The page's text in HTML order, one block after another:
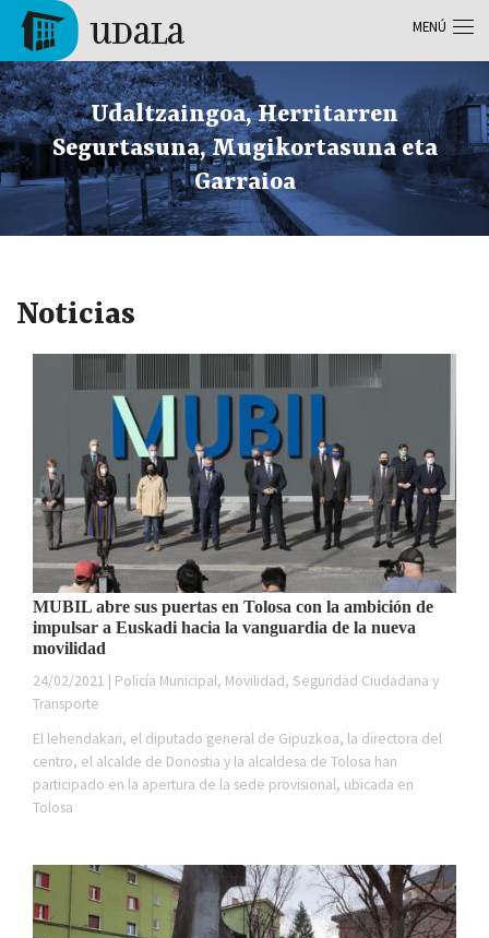
Pasar al contenido principal
Tolosa
Udaltzaingoa, Herritarren
Segurtasuna, Mugikortasuna eta
Garraioa
Noticias
MUBIL abre sus puertas en Tolosa con la ambición de
impulsar a Euskadi hacia la vanguardia de la nueva
movilidad
24/02/2021 | Policía Municipal, Movilidad, Seguridad Ciudadana y
Transporte
El lehendakari, el diputado general de Gipuzkoa, la directora del
centro, el alcalde de Donostia y la alcaldesa de Tolosa han
participado en la apertura de la sede provisional, ubicada en
Tolosa
MENÚ